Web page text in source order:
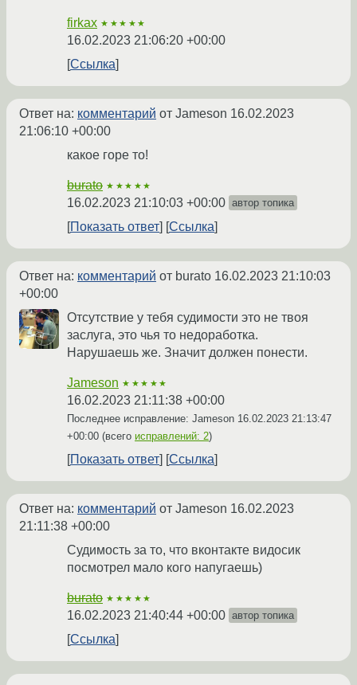
firkax ★★★★★
16.02.2023 21:06:20 +00:00
Ссылка
Ответ на: комментарий от Jameson 16.02.2023
21:06:10 +00:00
какое горе то!
burato ★★★★★
16.02.2023 21:10:03 +00:00 автор топика
Показать ответ Ссылка
Ответ на: комментарий от burato 16.02.2023 21:10:03
+00:00
Отсутствие у тебя судимости это не твоя
заслуга, это чья то недоработка.
Нарушаешь же. Значит должен понести.
Jameson ★★★★★
16.02.2023 21:11:38 +00:00
Последнее исправление: Jameson 16.02.2023 21:13:47
+00:00 (всего исправлений: 2)
Показать ответ Ссылка
Ответ на: комментарий от Jameson 16.02.2023
21:11:38 +00:00
Судимость за то, что вконтакте видосик
посмотрел мало кого напугаешь)
burato ★★★★★
16.02.2023 21:40:44 +00:00 автор топика
Ссылка